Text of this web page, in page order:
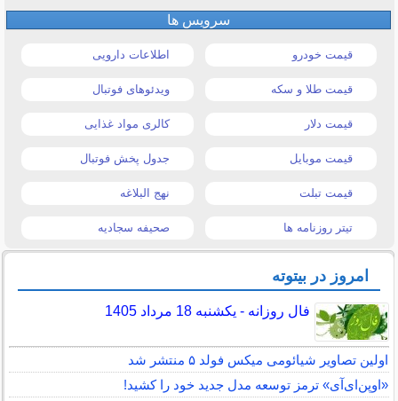
سرویس ها
قیمت خودرو اطلاعات دارویی
قیمت طلا و سکه ویدئوهای فوتبال
قیمت دلار کالری مواد غذایی
قیمت موبایل جدول پخش فوتبال
قیمت تبلت نهج البلاغه
تیتر روزنامه ها صحیفه سجادیه
امروز در بیتوته
فال روزانه - یکشنبه 18 مرداد 1405
اولین تصاویر شیائومی میکس فولد ۵ منتشر شد
«اوپن‌ای‌آی» ترمز توسعه مدل جدید خود را کشید!